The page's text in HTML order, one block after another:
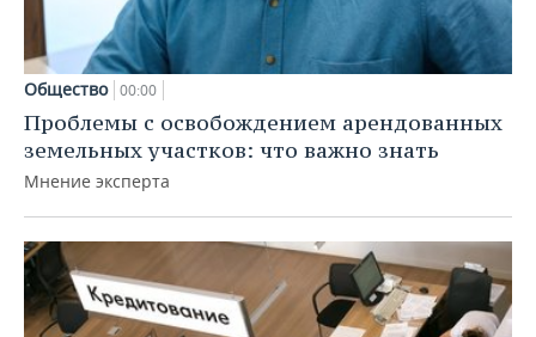
Общество 00:00
Проблемы с освобождением арендованных
земельных участков: что важно знать
Мнение эксперта